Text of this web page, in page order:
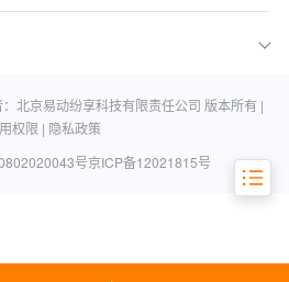
大中型企业CRM选型：三大核心标准解
总结：如何为您的企业选择合适的CRM
北京易动纷享科技有限责任公司 版本所有 |
权限 | 隐私政策
号京ICP备12021815号